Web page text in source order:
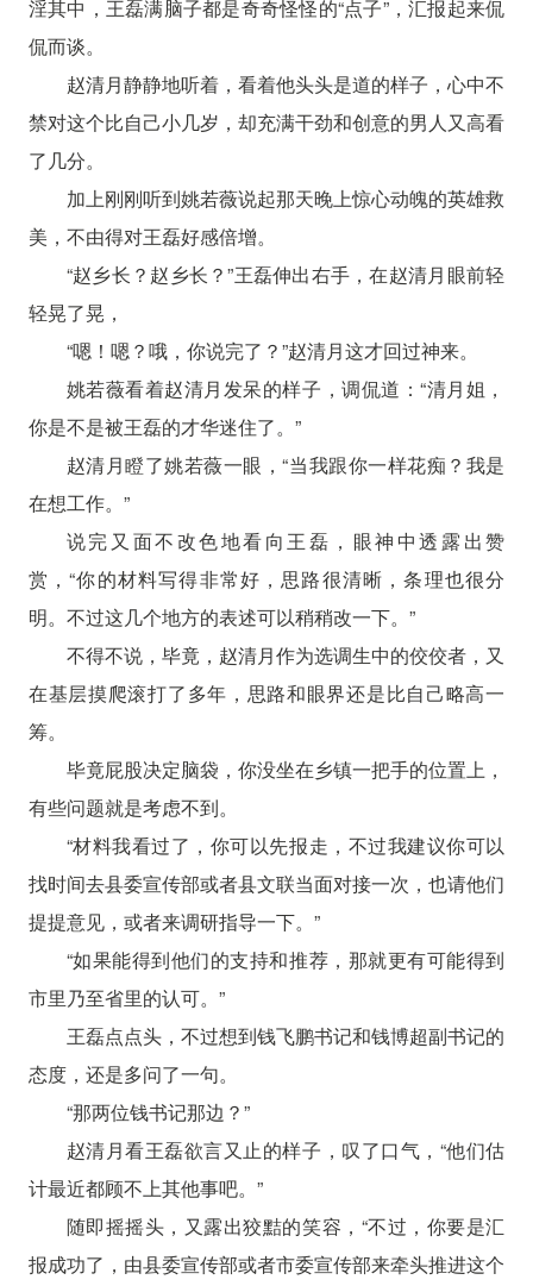
淫其中，王磊满脑子都是奇奇怪怪的“点子”，汇报起来侃
侃而谈。
赵清月静静地听着，看着他头头是道的样子，心中不
禁对这个比自己小几岁，却充满干劲和创意的男人又高看
了几分。
加上刚刚听到姚若薇说起那天晚上惊心动魄的英雄救
美，不由得对王磊好感倍增。
“赵乡长？赵乡长？”王磊伸出右手，在赵清月眼前轻
轻晃了晃，
“嗯！嗯？哦，你说完了？”赵清月这才回过神来。
姚若薇看着赵清月发呆的样子，调侃道：“清月姐，
你是不是被王磊的才华迷住了。”
赵清月瞪了姚若薇一眼，“当我跟你一样花痴？我是
在想工作。”
说完又面不改色地看向王磊，眼神中透露出赞
赏，“你的材料写得非常好，思路很清晰，条理也很分
明。不过这几个地方的表述可以稍稍改一下。”
不得不说，毕竟，赵清月作为选调生中的佼佼者，又
在基层摸爬滚打了多年，思路和眼界还是比自己略高一
筹。
毕竟屁股决定脑袋，你没坐在乡镇一把手的位置上，
有些问题就是考虑不到。
“材料我看过了，你可以先报走，不过我建议你可以
找时间去县委宣传部或者县文联当面对接一次，也请他们
提提意见，或者来调研指导一下。”
“如果能得到他们的支持和推荐，那就更有可能得到
市里乃至省里的认可。”
王磊点点头，不过想到钱飞鹏书记和钱博超副书记的
态度，还是多问了一句。
“那两位钱书记那边？”
赵清月看王磊欲言又止的样子，叹了口气，“他们估
计最近都顾不上其他事吧。”
随即摇摇头，又露出狡黠的笑容，“不过，你要是汇
报成功了，由县委宣传部或者市委宣传部来牵头推进这个